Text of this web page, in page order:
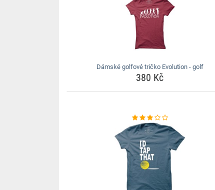
Dámské golfové tričko Evolution - golf
380 Kč